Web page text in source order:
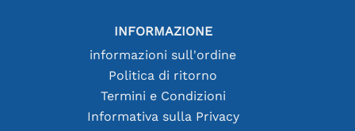
INFORMAZIONE
informazioni sull'ordine
Politica di ritorno
Termini e Condizioni
Informativa sulla Privacy